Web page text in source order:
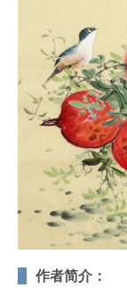
作者简介：